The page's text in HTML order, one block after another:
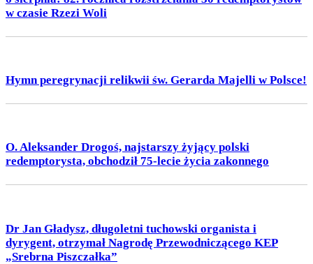
w czasie Rzezi Woli
Hymn peregrynacji relikwii św. Gerarda Majelli w Polsce!
O. Aleksander Drogoś, najstarszy żyjący polski
redemptorysta, obchodził 75-lecie życia zakonnego
Dr Jan Gładysz, długoletni tuchowski organista i
dyrygent, otrzymał Nagrodę Przewodniczącego KEP
„Srebrna Piszczałka”